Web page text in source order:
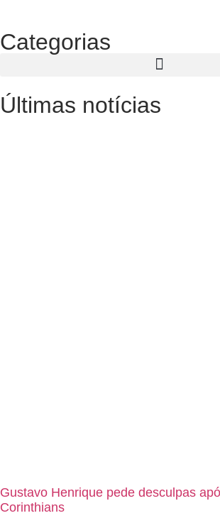
Categorias
Últimas notícias
Gustavo Henrique pede desculpas
Corinthians